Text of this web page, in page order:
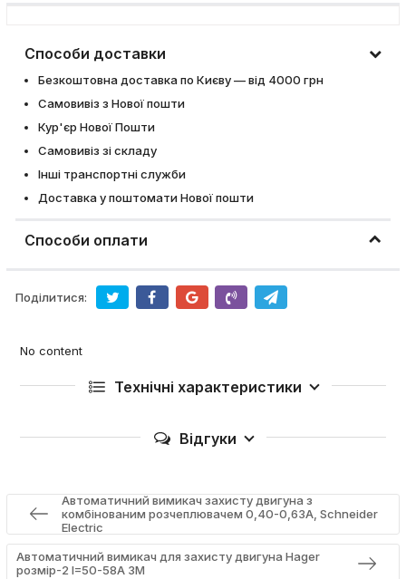
Способи доставки
Безкоштовна доставка по Києву — від 4000 грн
Самовивіз з Нової пошти
Кур'єр Нової Пошти
Самовивіз зі складу
Інші транспортні служби
Доставка у поштомати Нової пошти
Способи оплати
Поділитися:
No content
Технічні характеристики
Відгуки
Автоматичний вимикач захисту двигуна з
комбінованим розчеплювачем 0,40-0,63A, Schneider
Electric
Автоматичний вимикач для захисту двигуна Hager
розмір-2 I=50-58А 3М